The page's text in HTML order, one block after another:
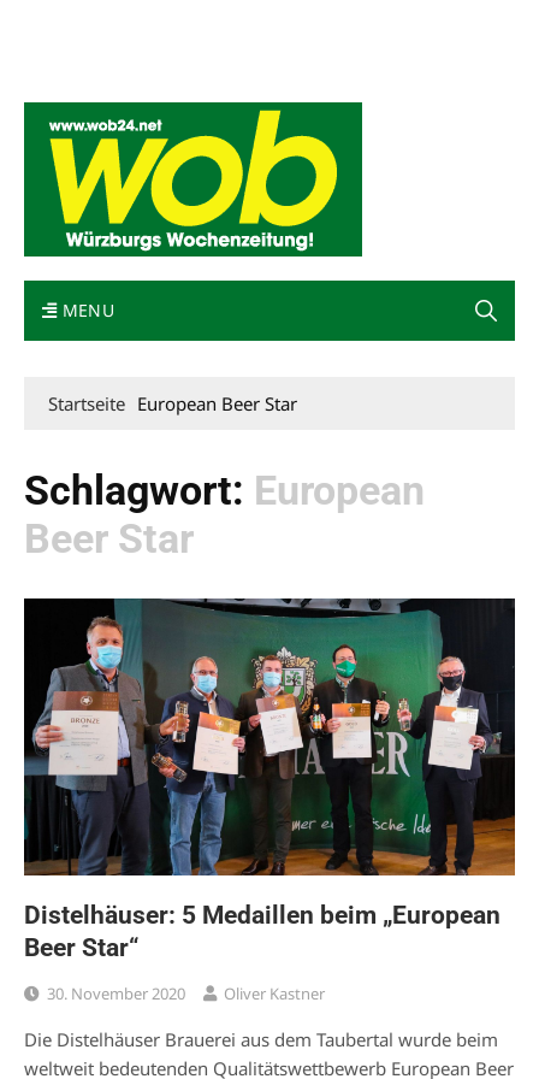
MENU
Startseite European Beer Star
Schlagwort: European
Beer Star
Distelhäuser: 5 Medaillen beim „European
Beer Star“
30. November 2020 Oliver Kastner
Die Distelhäuser Brauerei aus dem Taubertal wurde beim
weltweit bedeutenden Qualitätswettbewerb European Beer